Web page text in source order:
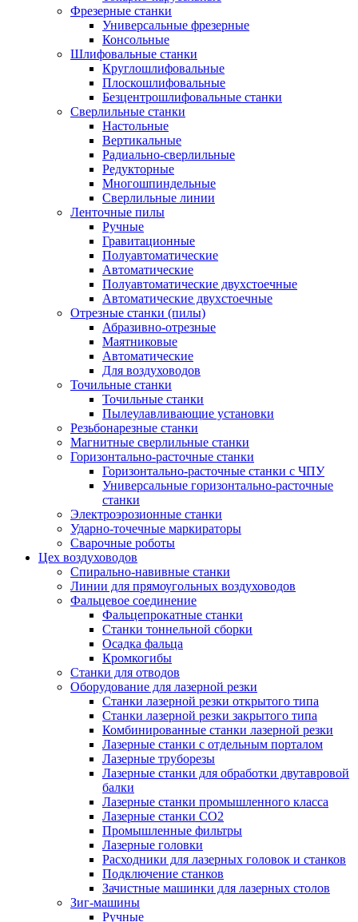
Фрезерные станки
Универсальные фрезерные
Консольные
Шлифовальные станки
Круглошлифовальные
Плоскошлифовальные
Безцентрошлифовальные станки
Сверлильные станки
Настольные
Вертикальные
Радиально-сверлильные
Редукторные
Многошпиндельные
Сверлильные линии
Ленточные пилы
Ручные
Гравитационные
Полуавтоматические
Автоматические
Полуавтоматические двухстоечные
Автоматические двухстоечные
Отрезные станки (пилы)
Абразивно-отрезные
Маятниковые
Автоматические
Для воздуховодов
Точильные станки
Точильные станки
Пылеулавливающие установки
Резьбонарезные станки
Магнитные сверлильные станки
Горизонтально-расточные станки
Горизонтально-расточные станки с ЧПУ
Универсальные горизонтально-расточные
станки
Электроэрозионные станки
Ударно-точечные маркираторы
Сварочные роботы
Цех воздуховодов
Спирально-навивные станки
Линии для прямоугольных воздуховодов
Фальцевое соединение
Фальцепрокатные станки
Станки тоннельной сборки
Осадка фальца
Кромкогибы
Станки для отводов
Оборудование для лазерной резки
Станки лазерной резки открытого типа
Станки лазерной резки закрытого типа
Комбинированные станки лазерной резки
Лазерные станки с отдельным порталом
Лазерные труборезы
Лазерные станки для обработки двутавровой
балки
Лазерные станки промышленного класса
Лазерные станки CO2
Промышленные фильтры
Лазерные головки
Расходники для лазерных головок и станков
Подключение станков
Зачистные машинки для лазерных столов
Зиг-машины
Ручные